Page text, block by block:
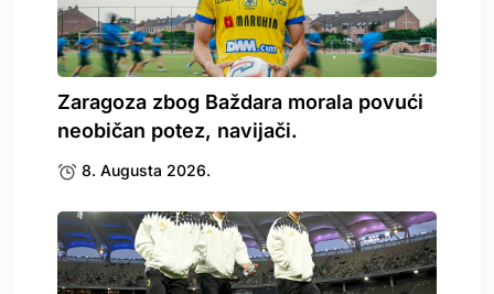
Zaragoza zbog Baždara morala povući
neobičan potez, navijači.
8. Augusta 2026.